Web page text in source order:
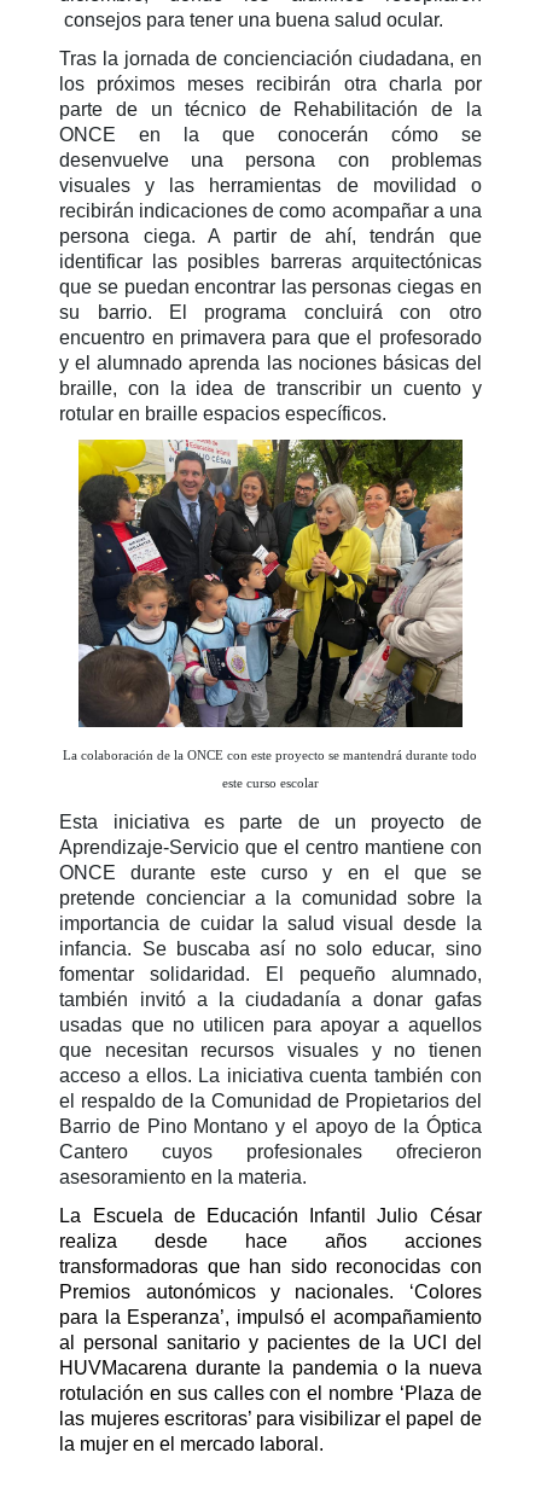
consejos para tener una buena salud ocular.
Tras la jornada de concienciación ciudadana, en
los próximos meses recibirán otra charla por
parte de un técnico de Rehabilitación de la
ONCE en la que conocerán cómo se
desenvuelve una persona con problemas
visuales y las herramientas de movilidad o
recibirán indicaciones de como acompañar a una
persona ciega. A partir de ahí, tendrán que
identificar las posibles barreras arquitectónicas
que se puedan encontrar las personas ciegas en
su barrio. El programa concluirá con otro
encuentro en primavera para que el profesorado
y el alumnado aprenda las nociones básicas del
braille, con la idea de transcribir un cuento y
rotular en braille espacios específicos.
La colaboración de la ONCE con este proyecto se mantendrá durante todo
este curso escolar
Esta iniciativa es parte de un proyecto de
Aprendizaje-Servicio que el centro mantiene con
ONCE durante este curso y en el que se
pretende concienciar a la comunidad sobre la
importancia de cuidar la salud visual desde la
infancia. Se buscaba así no solo educar, sino
fomentar solidaridad. El pequeño alumnado,
también invitó a la ciudadanía a donar gafas
usadas que no utilicen para apoyar a aquellos
que necesitan recursos visuales y no tienen
acceso a ellos. La iniciativa cuenta también con
el respaldo de la Comunidad de Propietarios del
Barrio de Pino Montano y el apoyo de la Óptica
Cantero cuyos profesionales ofrecieron
asesoramiento en la materia.
La Escuela de Educación Infantil Julio César
realiza desde hace años acciones
transformadoras que han sido reconocidas con
Premios autonómicos y nacionales. ‘Colores
para la Esperanza’, impulsó el acompañamiento
al personal sanitario y pacientes de la UCI del
HUVMacarena durante la pandemia o la nueva
rotulación en sus calles con el nombre ‘Plaza de
las mujeres escritoras’ para visibilizar el papel de
la mujer en el mercado laboral.